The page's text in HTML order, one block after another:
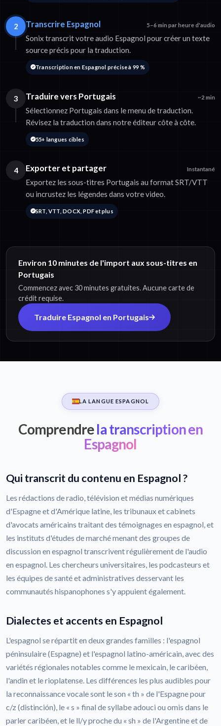
2 Transcrire Espagnol 5–6 min par heure d'audio
Sonix transcrit votre audio Espagnol pour créer un texte
source précis pour la traduction.
Transcription en Espagnol précise à 99 %
3 Traduire vers Portugais ~2 min
Sélectionnez Portugais dans le menu de traduction.
Révisez la traduction dans notre éditeur côte à côte.
55+ langues cibles
4 Exporter et partager Instantané
Exportez les sous-titres Portugais au format SRT/VTT
ou incrustez les légendes dans votre video.
SRT, VTT, DOCX, PDF et plus
Environ 10 minutes de l'import aux sous-titres en
Portugais
Commencez avec 30 minutes gratuites. Aucune carte de
crédit requise.
Traduire Espagnol en Portugais
LA LANGUE ESPAGNOL
Comprendrela transcription en
Espagnol
Qui transcrit du contenu en Espagnol ?
Les rédactions de radio, télévision et médias numériques
d'Espagne et d'Amérique latine, les tribunaux et cabinets
d'avocats américains traitant des témoignages en espagnol, et
les instituts d'études de marché menant des groupes de
discussion en espagnol transcrivent régulièrement de l'audio
en espagnol. Les chercheurs universitaires, les podcasteurs et
les équipes de santé et administratives desservant les
communautés hispanophones s'y appuient également.
Dialectes et accents en Espagnol
L'espagnol se répartit en deux grandes familles : l'espagnol
péninsulaire (Espagne) et l'espagnol latino-américain, avec des
variétés régionales notables comme le mexicain, le caribéen,
l'andin et le rioplatense. Les différences les plus audibles pour
la reconnaissance vocale sont le son « th » de l'Espagne pour
c/z (distinción), le « s » final de syllabe adouci ou omis dans le
parler caribéen, et le ll/y proche du « sh » de l'Argentine et de